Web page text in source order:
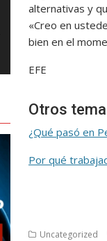
alternativas y
«Creo en
bien en el
EFE
Otros
¿Qué pasó en
Por qué
Uncategorized